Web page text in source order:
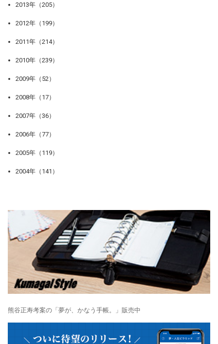
2013年（205）
2012年（199）
2011年（214）
2010年（239）
2009年（52）
2008年（17）
2007年（36）
2006年（77）
2005年（119）
2004年（141）
熊谷正寿考案の「夢が、かなう手帳。」販売中